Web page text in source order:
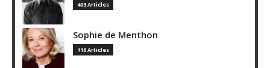
403 Articles
Sophie de Menthon
116 Articles